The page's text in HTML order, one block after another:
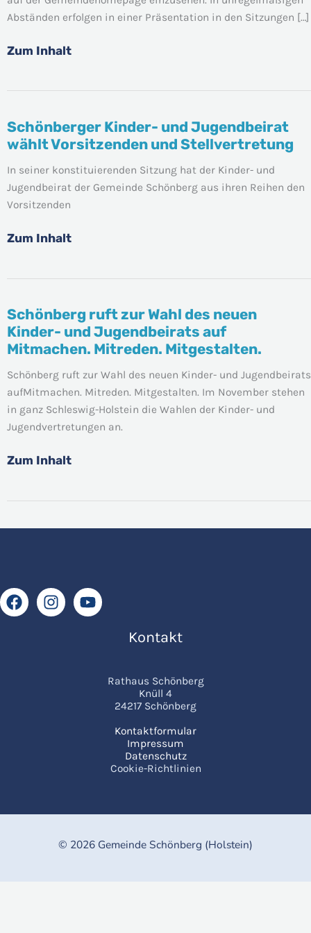
Abständen erfolgen in einer Präsentation in den Sitzungen […]
April
2026
Zum Inhalt
Schönberger Kinder- und Jugendbeirat
wählt Vorsitzenden und Stellvertretung
In seiner konstituierenden Sitzung hat der Kinder- und
Jugendbeirat der Gemeinde Schönberg aus ihren Reihen den
Vorsitzenden
Schönberger
Kinder-
Jugendbeirat
wählt
Vorsitzenden
und
Stellvertretung
Zum Inhalt
Schönberg ruft zur Wahl des neuen
Kinder- und Jugendbeirats auf
Mitmachen. Mitreden. Mitgestalten.
Schönberg ruft zur Wahl des neuen Kinder- und Jugendbeirats
aufMitmachen. Mitreden. Mitgestalten. Im November stehen
in ganz Schleswig-Holstein die Wahlen der Kinder- und
Jugendvertretungen an.
Schönberg
ruft
zur
des
neuen
Kinder-
und
Jugendbeirats
auf
Mitreden.
Zum Inhalt
Kontakt
Rathaus Schönberg
Knüll 4
24217 Schönberg
Kontaktformular
Impressum
Datenschutz
Cookie-Richtlinien
© 2026 Gemeinde Schönberg (Holstein)